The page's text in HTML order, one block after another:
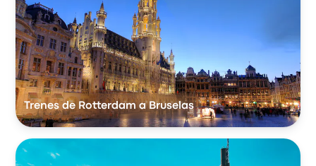
Trenes de Rotterdam a Bruselas